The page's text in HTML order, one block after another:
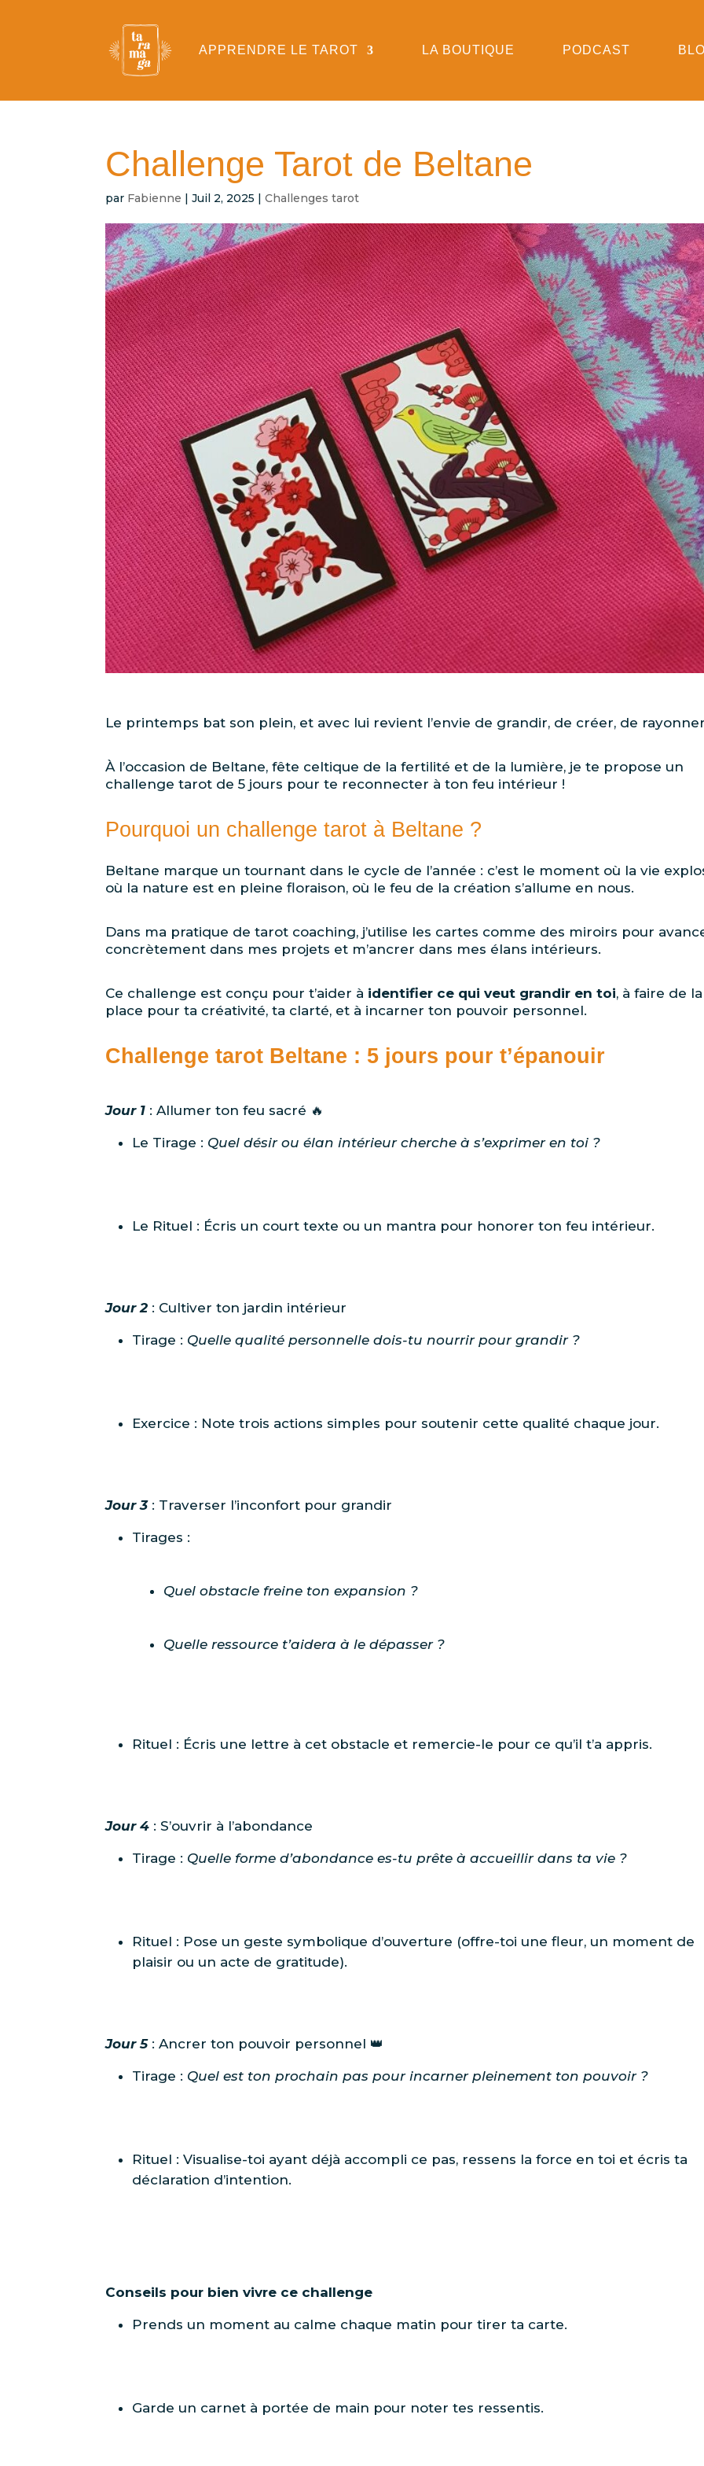
APPRENDRE LE TAROT LA BOUTIQUE PODCAST
Challenge Tarot de Beltane
par Fabienne |Juil 2, 2025 |Challenges tarot
Le printemps bat son plein, et avec lui revient l’envie de grandir, de créer, de
À l’occasion de Beltane, fête celtique de la fertilité et de la lumière, je te propose un
challenge tarot de 5 jours pour te reconnecter à ton feu intérieur !
Pourquoi un challenge tarot à Beltane ?
Beltane marque un tournant dans le cycle de l’année : c’est le moment où la vie
où la nature est en pleine floraison, où le feu de la création s’allume en nous.
Dans ma pratique de tarot coaching, j’utilise les cartes comme des miroirs pour
concrètement dans mes projets et m’ancrer dans mes élans intérieurs.
Ce challenge est conçu pour t’aider à identifier ce qui veut grandir en toi, à faire de la
place pour ta créativité, ta clarté, et à incarner ton pouvoir personnel.
Challenge tarot Beltane : 5 jours pour t’épanouir
Jour 1 : Allumer ton feu sacré 🔥
Le Tirage : Quel désir ou élan intérieur cherche à s’exprimer en toi ?
Le Rituel : Écris un court texte ou un mantra pour honorer ton feu intérieur.
Jour 2 : Cultiver ton jardin intérieur
Tirage : Quelle qualité personnelle dois-tu nourrir pour grandir ?
Exercice : Note trois actions simples pour soutenir cette qualité chaque jour.
Jour 3: Traverser l’inconfort pour grandir
Tirages :
Quel obstacle freine ton expansion ?
Quelle ressource t’aidera à le dépasser ?
Rituel : Écris une lettre à cet obstacle et remercie-le pour ce qu’il t’a appris.
Jour 4 : S’ouvrir à l’abondance
Tirage : Quelle forme d’abondance es-tu prête à accueillir dans ta vie ?
Rituel : Pose un geste symbolique d’ouverture (offre-toi une fleur, un moment de
plaisir ou un acte de gratitude).
Jour 5: Ancrer ton pouvoir personnel 👑
Tirage : Quel est ton prochain pas pour incarner pleinement ton pouvoir ?
Rituel : Visualise-toi ayant déjà accompli ce pas, ressens la force en toi et écris ta
déclaration d’intention.
Conseils pour bien vivre ce challenge
Prends un moment au calme chaque matin pour tirer ta carte.
Garde un carnet à portée de main pour noter tes ressentis.